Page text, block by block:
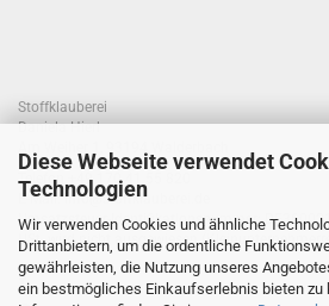
Diese Webseite verwendet
Technologien
Wir verwenden Cookies und ähnliche
Drittanbietern, um die ordentliche
gewährleisten, die Nutzung unseres
ein bestmögliches Einkaufserlebnis bieten zu
Stoffklauberei
Daniela Hierl
Telefon +49 170 41 55 820
E-Mail: info@stoffklauberei.de
Umsatzsteuer-Identifikationsnummer:
USt. wird nicht ausgewiesen